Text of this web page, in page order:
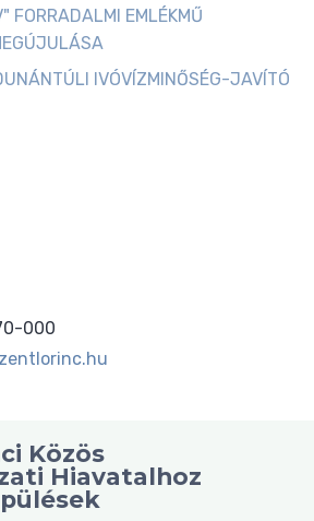
FORRADALMI EMLÉKMŰ
IVÓVÍZMINŐSÉG-JAVÍTÓ
000
Közös
Hiavatalhoz